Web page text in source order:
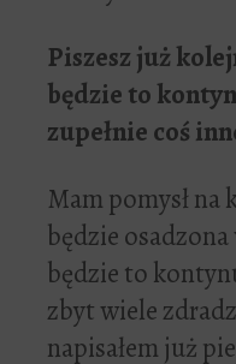
Piszesz już
będzie to
zupełnie coś
Mam pomysł na
będzie
będzie to
zbyt wiele
napisałem już